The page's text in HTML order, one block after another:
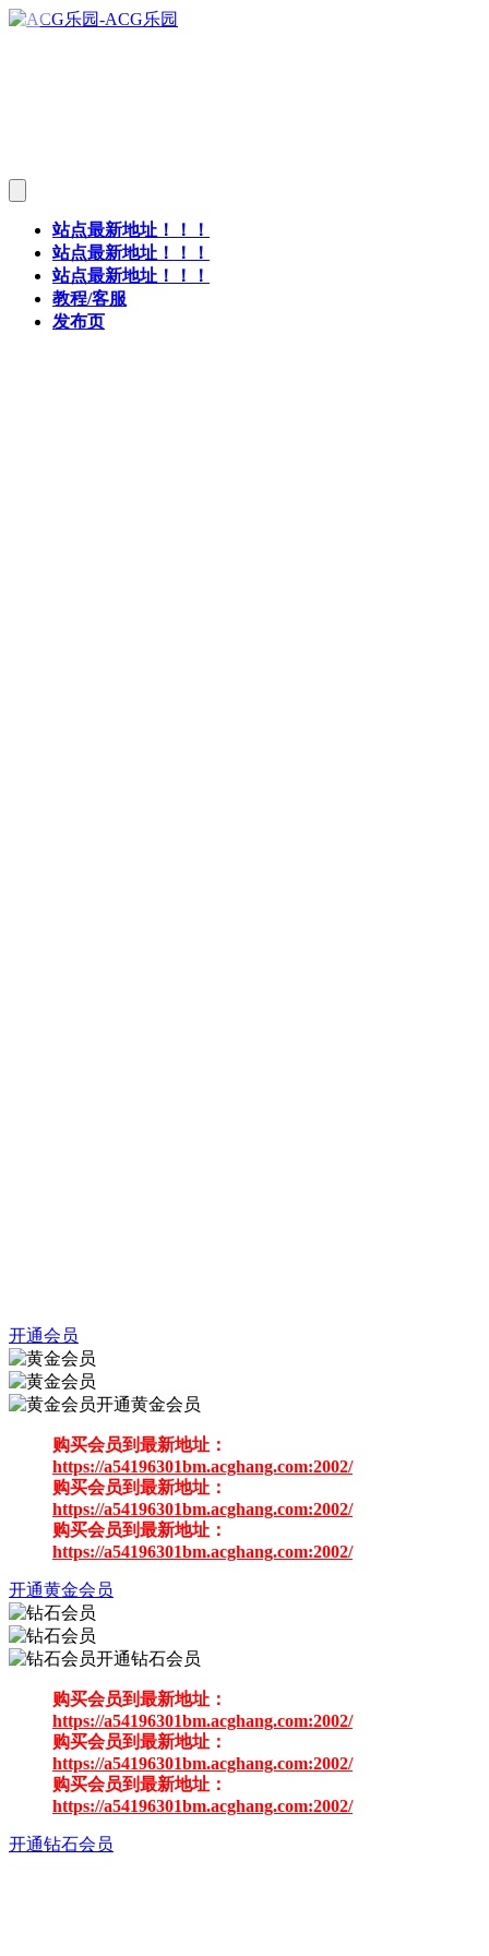
站点最新地址！！！
站点最新地址！！！
站点最新地址！！！
教程/客服
发布页
开通会员
开通黄金会员
购买会员到最新地址：
https://a54196301bm.acghang.com:2002/
购买会员到最新地址：
https://a54196301bm.acghang.com:2002/
购买会员到最新地址：
https://a54196301bm.acghang.com:2002/
开通黄金会员
开通钻石会员
购买会员到最新地址：
https://a54196301bm.acghang.com:2002/
购买会员到最新地址：
https://a54196301bm.acghang.com:2002/
购买会员到最新地址：
https://a54196301bm.acghang.com:2002/
开通钻石会员